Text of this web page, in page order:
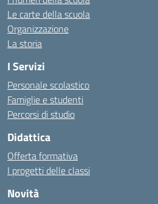
Le carte della scuola
Organizzazione
La storia
I Servizi
Personale scolastico
Famiglie e studenti
Percorsi di studio
Didattica
Offerta formativa
I progetti delle classi
Novità